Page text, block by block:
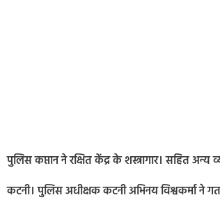
पुलिस कप्तान ने रक्षित केंद्र के शस्त्रागार। सहित
कटनी। पुलिस अधीक्षक कटनी अभिनय विश्वकर्मा ने